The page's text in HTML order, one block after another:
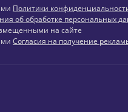
Политики
об обработке персональных
на сайте
Согласия на получение